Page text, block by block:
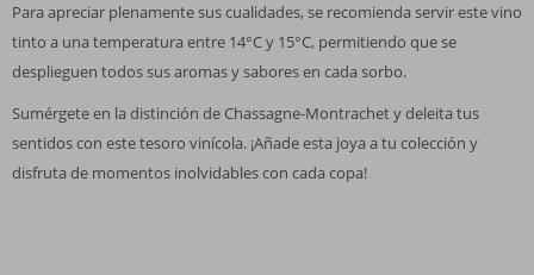
Para apreciar plenamente sus cualidades, se recomienda servir este vino
tinto a una temperatura entre 14°C y 15°C, permitiendo que se
desplieguen todos sus aromas y sabores en cada sorbo.
Sumérgete en la distinción de Chassagne-Montrachet y deleita tus
sentidos con este tesoro vinícola. ¡Añade esta joya a tu colección y
disfruta de momentos inolvidables con cada copa!